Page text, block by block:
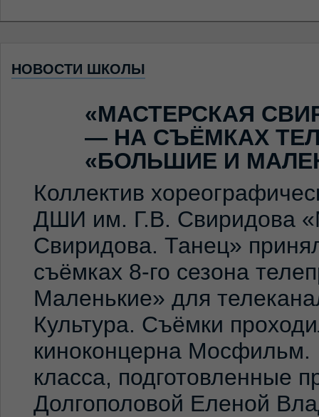
НОВОСТИ ШКОЛЫ
«МАСТЕРСКАЯ
— НА СЪЁМКАХ
«БОЛЬШИЕ И
Коллектив
ДШИ им. Г.В. Свиридова
Свиридова. Танец»
съёмках 8-го сезона
Маленькие» для
Культура. Съёмки
киноконцерна Мосфильм.
класса, подготовленные
Долгополовой Еленой